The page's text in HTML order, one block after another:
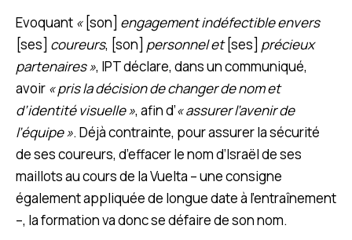
Evoquant « [son] engagement indéfectible envers
[ses] coureurs, [son] personnel et[ses] précieux
partenaires », IPT déclare, dans un communiqué,
avoir « pris la décision de changer de nom et
d’identité visuelle », afin d’« assurer l’avenir de
l’équipe ». Déjà contrainte, pour assurer la sécurité
de ses coureurs, d’effacer le nom d’Israël de ses
maillots au cours de la Vuelta – une consigne
également appliquée de longue date à l’entraînement
–, la formation va donc se défaire de son nom.